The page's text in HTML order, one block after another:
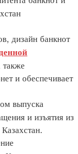
дизайн банкнот
и обеспечивает
выпуска
и изъятия из